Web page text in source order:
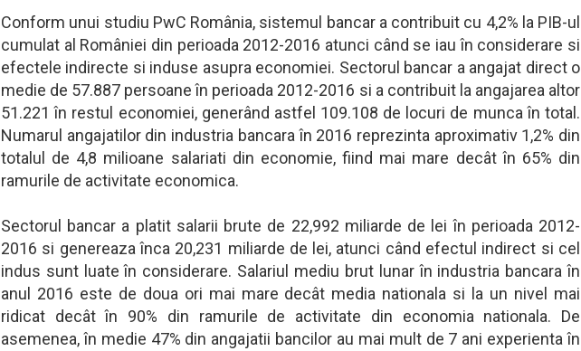
Conform unui studiu PwC România, sistemul bancar a contribuit cu 4,2% la PIB-ul
cumulat al României din perioada 2012-2016 atunci când se iau în considerare si
efectele indirecte si induse asupra economiei. Sectorul bancar a angajat direct o
medie de 57.887 persoane în perioada 2012-2016 si a contribuit la angajarea altor
51.221 în restul economiei, generând astfel 109.108 de locuri de munca în total.
Numarul angajatilor din industria bancara în 2016 reprezinta aproximativ 1,2% din
totalul de 4,8 milioane salariati din economie, fiind mai mare decât în 65% din
ramurile de activitate economica.
Sectorul bancar a platit salarii brute de 22,992 miliarde de lei în perioada 2012-
2016 si genereaza înca 20,231 miliarde de lei, atunci când efectul indirect si cel
indus sunt luate în considerare. Salariul mediu brut lunar în industria bancara în
anul 2016 este de doua ori mai mare decât media nationala si la un nivel mai
ridicat decât în 90% din ramurile de activitate din economia nationala. De
asemenea, în medie 47% din angajatii bancilor au mai mult de 7 ani experienta în